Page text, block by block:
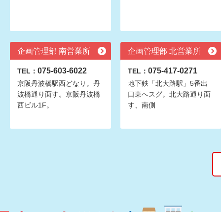
企画管理部 南営業所
TEL： 075-603-6022
京阪丹波橋駅西どなり。丹
波橋通り面す。京阪丹波橋
西ビル1F。
企画管理部 北営業所
TEL： 075-417-0271
地下鉄「北大路駅」5番出
口東へスグ。北大路通り面
す、南側